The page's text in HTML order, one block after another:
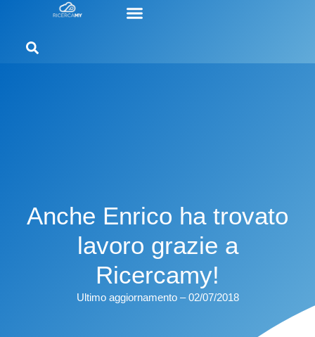
Anche Enrico ha trovato
lavoro grazie a
Ricercamy!
Ultimo aggiornamento – 02/07/2018